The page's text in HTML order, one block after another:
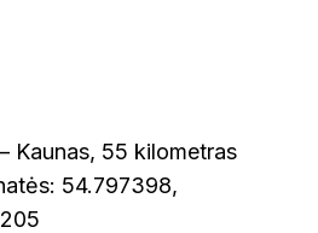
Kaunas, 55 kilometras
54.797398,